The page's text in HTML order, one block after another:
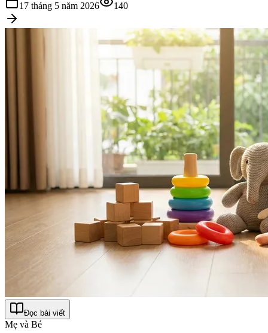
17 tháng 5 năm 2026 140
Đọc bài viết
Mẹ và Bé